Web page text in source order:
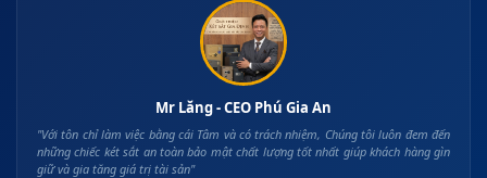
Mr Lăng - CEO Phú Gia An
"Với tôn chỉ làm việc bằng cái Tâm và có trách nhiệm, Chúng tôi luôn đem đến
những chiếc két sắt an toàn bảo mật chất lượng tốt nhất giúp khách hàng gìn
giữ và gia tăng giá trị tài sản"